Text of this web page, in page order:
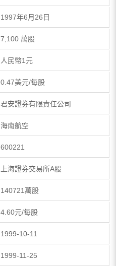
1997年6月26日
7,100 萬股
人民幣1元
0.47美元/每股
君安證券有限責任公司
海南航空
600221
上海證券交易所A股
140721萬股
4.60元/每股
1999-10-11
1999-11-25